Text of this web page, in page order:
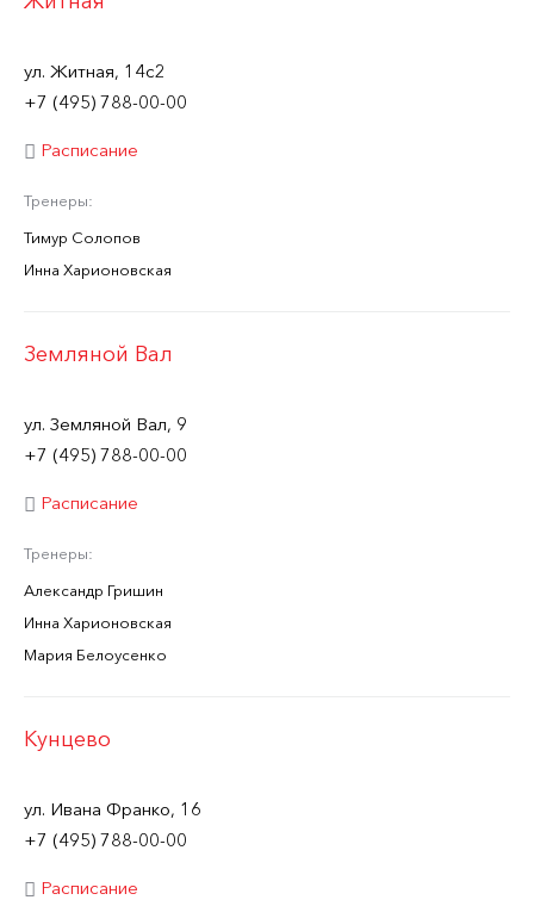
ул. Житная, 14с2
+7 (495) 788-00-00
Расписание
Тренеры:
Тимур Солопов
Инна Харионовская
Земляной Вал
ул. Земляной Вал, 9
+7 (495) 788-00-00
Расписание
Тренеры:
Александр Гришин
Инна Харионовская
Мария Белоусенко
Кунцево
ул. Ивана Франко, 16
+7 (495) 788-00-00
Расписание